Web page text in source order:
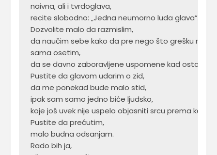
naivna, ali i tvrdoglava,
recite slobodno: „Jedna neumorno luda glava”.
Dozvolite malo da razmislim,
da naučim sebe kako da pre nego što grešku
sama osetim,
da se davno zaboravljene uspomene kad ostarim
Pustite da glavom udarim o zid,
da me ponekad bude malo stid,
ipak sam samo jedno biće ljudsko,
koje još uvek nije uspelo objasniti srcu prema
Pustite da prećutim,
malo budna odsanjam.
Rado bih ja,